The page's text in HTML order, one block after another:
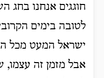
חוגגים אנחנו בחג
לטובה בימים
ישראל המעט מכל
אבל מזמן זה עצמו,